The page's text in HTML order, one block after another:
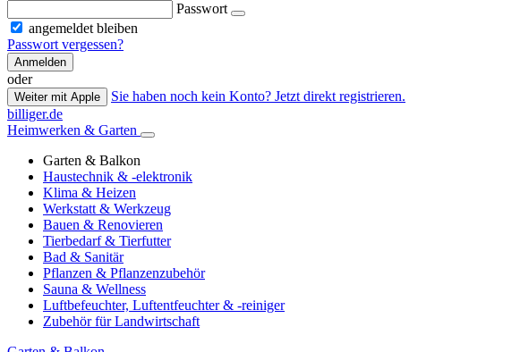
Passwort
angemeldet bleiben
Passwort vergessen?
Anmelden
oder
Weiter mit Apple
Sie haben noch kein Konto? Jetzt direkt registrieren.
billiger.de
Heimwerken & Garten
Garten & Balkon
Haustechnik & -elektronik
Klima & Heizen
Werkstatt & Werkzeug
Bauen & Renovieren
Tierbedarf & Tierfutter
Bad & Sanitär
Pflanzen & Pflanzenzubehör
Sauna & Wellness
Luftbefeuchter, Luftentfeuchter & -reiniger
Zubehör für Landwirtschaft